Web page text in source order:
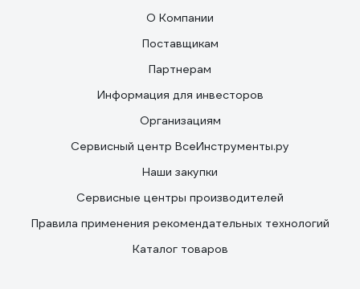
О Компании
Поставщикам
Партнерам
Информация для инвесторов
Организациям
Сервисный центр ВсеИнструменты.ру
Наши закупки
Сервисные центры производителей
Правила применения рекомендательных технологий
Каталог товаров